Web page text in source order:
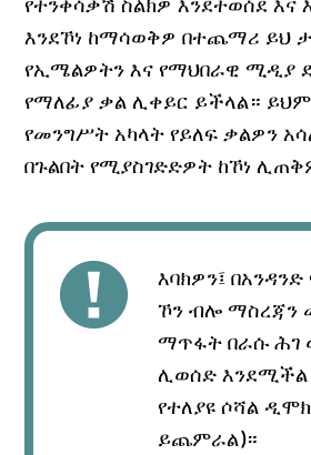
እንደኾነ ከማሳወቅዎ በተጨማሪ ይህ
የኢሜልዎትን እና የማህበራዊ ሚዲያ
የማለፊያ ቃል ሊቀይር ይችላል።
የመንግሥት አካላት የይለፍ ቃልዎን
በጉልበት የሚያስገድድዎት ከኾነ
እባክዎን፤
ኾን ብሎ ማስረጃን
ማጥፋት በራሱ ሕገ
ሊወሰድ እንደሚችል
የተለያዩ ሶሻል
ይጨምራል)።